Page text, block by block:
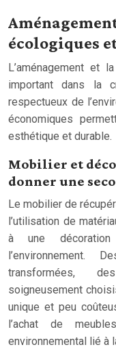
écologiques
L’aménagement et
important dans la
respectueux de
économiques
esthétique et durable.
Mobilier et
donner une
Le mobilier de
l’utilisation de
à une
l’environnement.
transformées,
soigneusement
unique et peu
l’achat de
environnemental lié à